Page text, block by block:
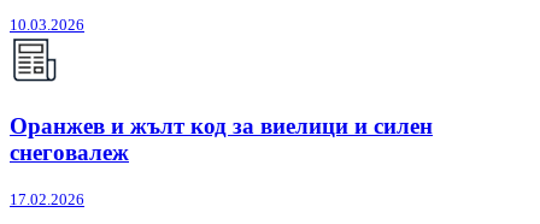
10.03.2026
Оранжев и жълт код за виелици и силен
снеговалеж
17.02.2026